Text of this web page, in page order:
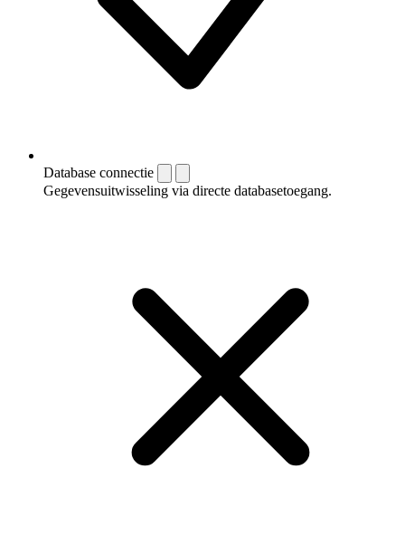
Database connectie
Gegevensuitwisseling via directe databasetoegang.